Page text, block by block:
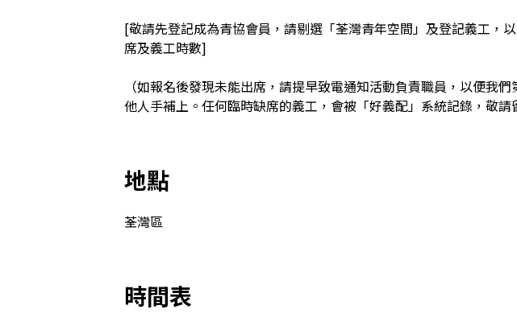
[敬請先登記成為青協會員，請剔選「荃灣青年空間」及登記義工，
席及義工時數]
（如報名後發現未能出席，請提早致電通知活動負責職員，以便我
他人手補上。任何臨時缺席的義工，會被「好義配」系統記錄，敬請
地點
荃灣區
時間表